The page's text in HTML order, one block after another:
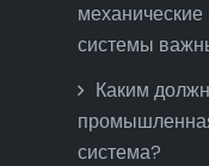
системы
Каким
система?